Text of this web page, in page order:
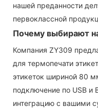
нашей преданности
первоклассной
Почему выбирают
Компания ZY309
для термопечати
этикеток шириной 80
подключение по USB и
интеграцию с вашими